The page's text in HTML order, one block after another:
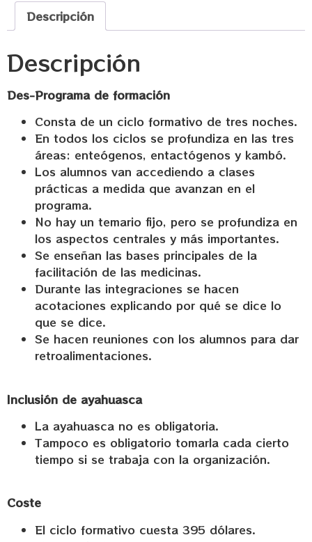
Descripción
Descripción
Des-Programa de formación
Consta de un ciclo formativo de tres noches.
En todos los ciclos se profundiza en las tres
áreas: enteógenos, entactógenos y kambó.
Los alumnos van accediendo a clases
prácticas a medida que avanzan en el
programa.
No hay un temario fijo, pero se profundiza en
los aspectos centrales y más importantes.
Se enseñan las bases principales de la
facilitación de las medicinas.
Durante las integraciones se hacen
acotaciones explicando por qué se dice lo
que se dice.
Se hacen reuniones con los alumnos para dar
retroalimentaciones.
Inclusión de ayahuasca
La ayahuasca no es obligatoria.
Tampoco es obligatorio tomarla cada cierto
tiempo si se trabaja con la organización.
Coste
El ciclo formativo cuesta 395 dólares.